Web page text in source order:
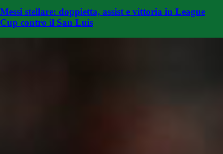
Messi stellare: doppietta, assist e vittoria in League
Cup contro il San Luis